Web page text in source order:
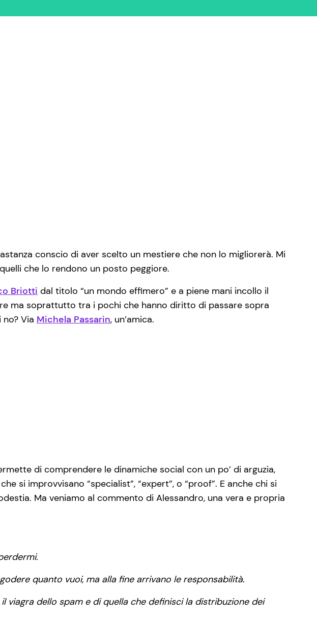
conscio di aver scelto un mestiere che non lo migliorerà. Mi
che lo rendono un posto peggiore.
Briotti dal titolo “un mondo effimero” e a piene mani incollo il
ma soprattutto tra i pochi che hanno diritto di passare sopra
Via Michela Passarin, un’amica.
di comprendere le dinamiche social con un po’ di arguzia,
si improvvisano “specialist”, “expert”, o “proof”. E anche chi si
Ma veniamo al commento di Alessandro, una vera e propria
quanto vuoi, ma alla fine arrivano le responsabilità.
dello spam e di quella che definisci la distribuzione dei